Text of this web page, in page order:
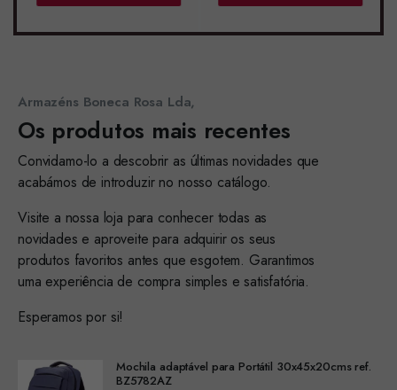
Armazéns Boneca Rosa Lda,
Os produtos mais recentes
Convidamo-lo a descobrir as últimas novidades que
acabámos de introduzir no nosso catálogo.
Visite a nossa loja para conhecer todas as
novidades e aproveite para adquirir os seus
produtos favoritos antes que esgotem. Garantimos
uma experiência de compra simples e satisfatória.
Esperamos por si!
Mochila adaptável para Portátil 30x45x20cms ref.
BZ5782AZ